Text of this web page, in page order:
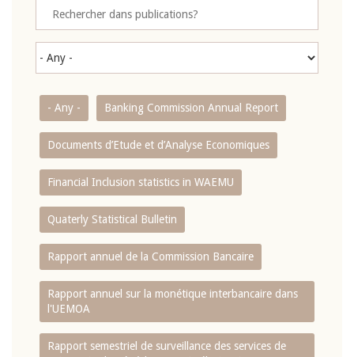
- Any - Banking Commission Annual Report
Documents d’Etude et d’Analyse Economiques
Financial Inclusion statistics in WAEMU
Quaterly Statistical Bulletin
Rapport annuel de la Commission Bancaire
Rapport annuel sur la monétique interbancaire dans
l'UEMOA
Rapport semestriel de surveillance des services de